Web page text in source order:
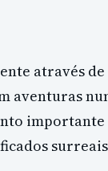
através de
aventuras
importante